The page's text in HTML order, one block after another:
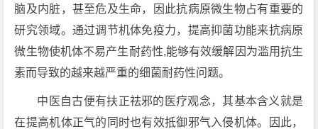
脑及内脏，甚至危及生命，因此抗病原微生物占有重要的
研究领域。通过调节机体免疫力，提高抑菌功能来抗病原
微生物使机体不易产生耐药性,能够有效缓解因为滥用抗生
素而导致的越来越严重的细菌耐药性问题。
中医自古便有扶正祛邪的医疗观念，其基本含义就是
在提高机体正气的同时也有效抵御邪气入侵机体。因此，